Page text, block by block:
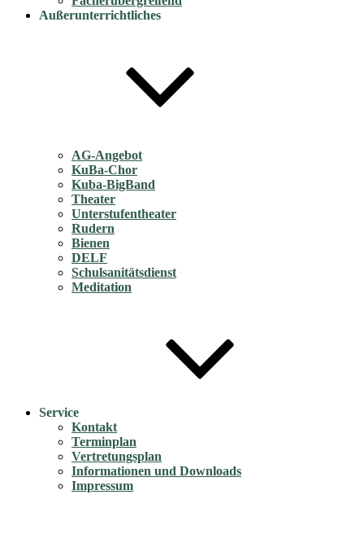
Außerunterrichtliches
AG-Angebot
KuBa-Chor
Kuba-BigBand
Theater
Unterstufentheater
Rudern
Bienen
DELF
Schulsanitätsdienst
Meditation
Service
Kontakt
Terminplan
Vertretungsplan
Informationen und Downloads
Impressum